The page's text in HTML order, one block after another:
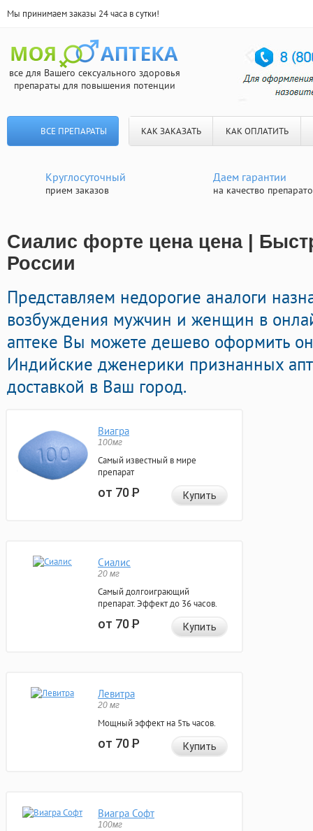
Мы принимаем заказы 24 часа в сутки!
все для Вашего сексуального здоровья
препараты для повышения потенции
ВСЕ ПРЕПАРАТЫ КАК ЗАКАЗАТЬ КАК ОПЛАТИТЬ
Круглосуточный
прием заказов
Даем гарантии
на качество
Сиалис форте цена цена |
России
Представляем недорогие аналоги
возбуждения мужчин и женщин в
аптеке Вы можете дешево оформить
Индийские дженерики признанных
доставкой в Ваш город.
Виагра
100мг
Самый известный в мире
препарат
от 70Р Купить
Сиалис
20 мг
Самый долгоиграющий
препарат. Эффект до 36 часов.
от 70Р Купить
Левитра
20 мг
Мощный эффект на 5ть часов.
от 70Р Купить
Виагра Софт
100мг